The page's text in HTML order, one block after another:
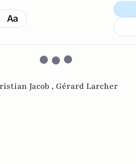
Aa
Jacob , Gérard Larcher